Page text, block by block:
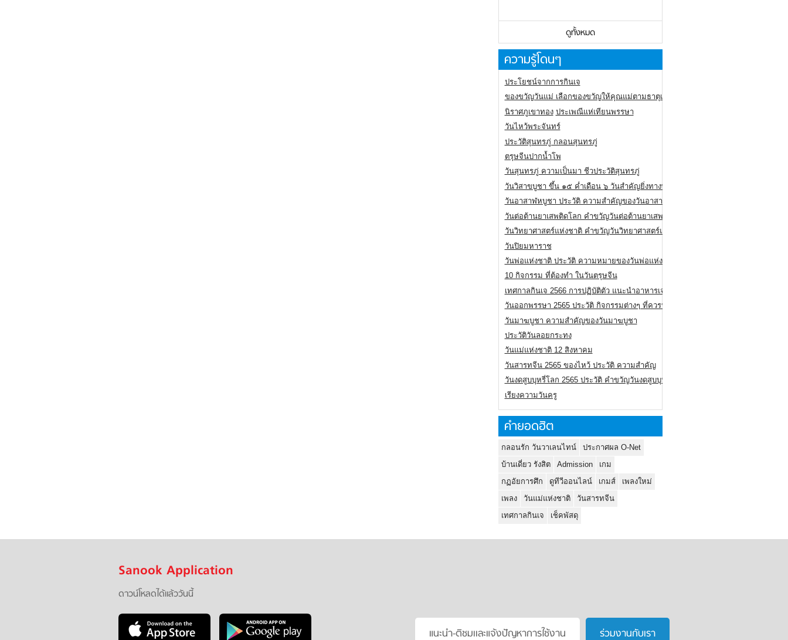
ดูทั้งหมด
ความรู้โดนๆ
ประโยชน์จากการกินเจ
ของขวัญวันแม่ เลือกของขวัญให้คุณแม่ตามธาตุเกิด
นิราศภูเขาทอง ประเพณีแห่เทียนพรรษา
วันไหว้พระจันทร์
ประวัติสุนทรภู่ กลอนสุนทรภู่
ตรุษจีนปากน้ำโพ
วันสุนทรภู่ ความเป็นมา ชีวประวัติสุนทรภู่
วันวิสาขบูชา ขึ้น ๑๕ ค่ำเดือน ๖ วันสำคัญยิ่งทางพระพุทธศาสนา
วันอาสาฬหบูชา ประวัติ ความสําคัญของวันอาสาฬหบูชา
วันต่อต้านยาเสพติดโลก คำขวัญวันต่อต้านยาเสพติดสากล
วันวิทยาศาสตร์แห่งชาติ คำขวัญวันวิทยาศาสตร์แห่งชาติ
วันปิยมหาราช
วันพ่อแห่งชาติ ประวัติ ความหมายของวันพ่อแห่งชาติ
10 กิจกรรม ที่ต้องทำ ในวันตรุษจีน
เทศกาลกินเจ 2566 การปฏิบัติตัว แนะนำอาหารเจ
วันออกพรรษา 2565 ประวัติ กิจกรรมต่างๆ ที่ควรปฏิบัติ
วันมาฆบูชา ความสำคัญของวันมาฆบูชา
ประวัติวันลอยกระทง
วันแม่แห่งชาติ 12 สิงหาคม
วันสารทจีน 2565 ของไหว้ ประวัติ ความสำคัญ
วันงดสูบบุหรี่โลก 2565 ประวัติ คำขวัญวันงดสูบบุหรี่โลก
เรียงความวันครู
คำยอดฮิต
กลอนรัก วันวาเลนไทน์
ประกาศผล O-Net
บ้านเดี่ยว รังสิต
Admission
เกม
กฏอัยการศึก
ดูทีวีออนไลน์ เกมส์
เพลงใหม่
เพลง
วันแม่แห่งชาติ
วันสารทจีน
เทศกาลกินเจ
เช็คพัสดุ
Sanook Application
ดาวน์โหลดได้แล้ววันนี้
แนะนำ-ติชมเเละแจ้งปัญหาการใช้งาน ร่วมงานกับเรา